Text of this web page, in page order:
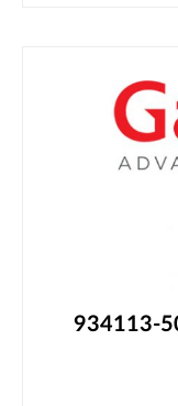
934113-